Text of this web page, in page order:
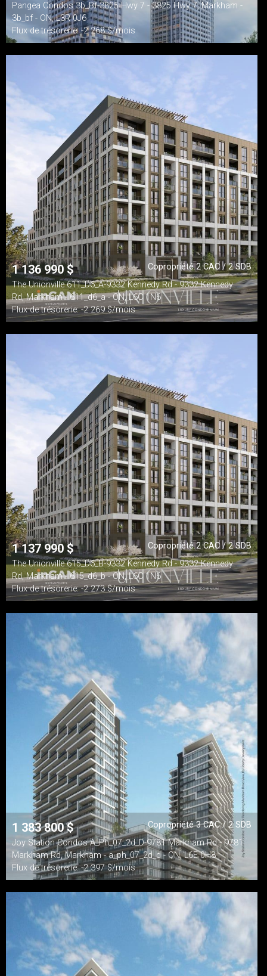
Pangea Condos 3b_Bf-3825 Hwy 7 - 3825 Hwy 7, Markham -
3b_bf - ON, L3R 0J6
Flux de trésorerie: -2 268 $/mois
1 136 990 $
Copropriété 2 CAC / 2 SDB
The Unionville 611_D6_A-9332 Kennedy Rd - 9332 Kennedy
Rd, Markham - 611_d6_a - ON, L6C 1N6
Flux de trésorerie: -2 269 $/mois
1 137 990 $
Copropriété 2 CAC / 2 SDB
The Unionville 615_D6_B-9332 Kennedy Rd - 9332 Kennedy
Rd, Markham - 615_d6_b - ON, L6C 1N6
Flux de trésorerie: -2 273 $/mois
1 383 800$
Copropriété 3 CAC / 2 SDB
Joy Station Condos A_Ph_07_2d_D-9781 Markham Rd - 9781
Markham Rd, Markham - a_ph_07_2d_d - ON, L6E 0H8
Flux de trésorerie: -2 397 $/mois